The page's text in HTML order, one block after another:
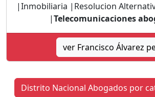
|Inmobiliaria |Resolucion
|Telecomunicaciones
ver Francisco Álvarez
Distrito Nacional Abogados por